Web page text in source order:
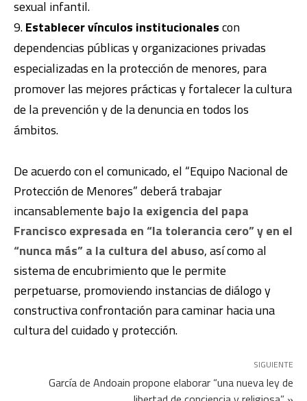
sexual infantil.
Establecer vínculos institucionalescon
dependencias públicas y organizaciones privadas
especializadas en la protección de menores, para
promover las mejores prácticas y fortalecer la cultura
de la prevención y de la denuncia en todos los
ámbitos.
De acuerdo con el comunicado, el “Equipo Nacional de
Protección de Menores” deberá trabajar
incansablemente bajo la exigencia del papa
Francisco expresada en “la tolerancia cero” y en el
“nunca más” a la cultura del abuso, así como al
sistema de encubrimiento que le permite
perpetuarse, promoviendo instancias de diálogo y
constructiva confrontación para caminar hacia una
cultura del cuidado y protección.
SIGUIENTE
García de Andoain propone elaborar “una nueva ley de